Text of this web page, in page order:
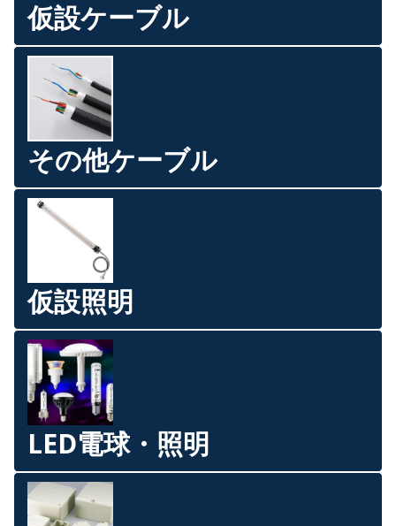
仮設ケーブル
その他ケーブル
仮設照明
LED電球・照明